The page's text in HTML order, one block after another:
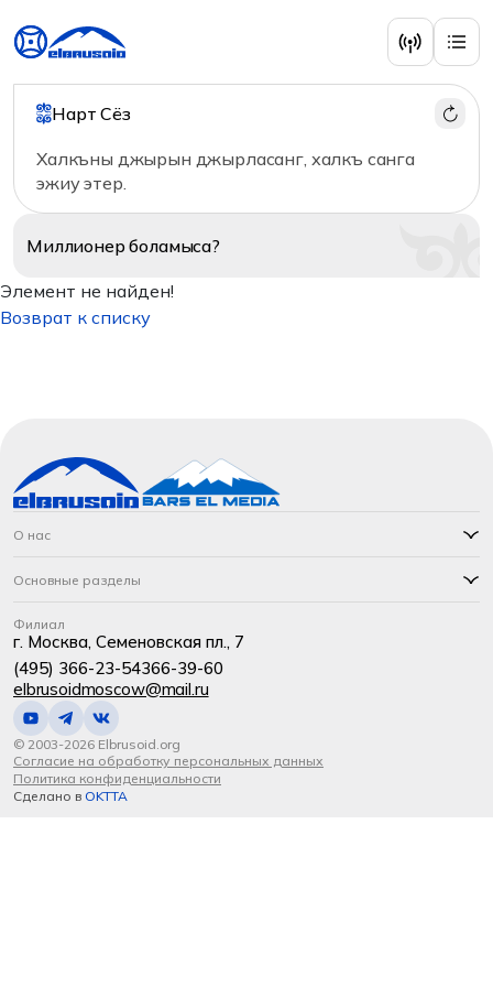
Нарт Сёз
Халкъны джырын джырласанг, халкъ санга
эжиу этер.
Миллионерболамыса?
Элемент не найден!
Возврат к списку
О нас
Основные разделы
Филиал
г. Москва, Семеновская пл., 7
(495) 366-23-54366-39-60
elbrusoidmoscow@mail.ru
© 2003-2026 Elbrusoid.org
Согласие на обработку персональных данных
Политика конфиденциальности
Сделано в OKTTA